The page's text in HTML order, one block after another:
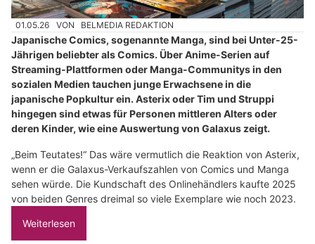
01.05.26 VON BELMEDIA REDAKTION
Japanische Comics, sogenannte Manga, sind bei Unter-25-
Jährigen beliebter als Comics. Über Anime-Serien auf
Streaming-Plattformen oder Manga-Communitys in den
sozialen Medien tauchen junge Erwachsene in die
japanische Popkultur ein. Asterix oder Tim und Struppi
hingegen sind etwas für Personen mittleren Alters oder
deren Kinder, wie eine Auswertung von Galaxus zeigt.
„Beim Teutates!“ Das wäre vermutlich die Reaktion von Asterix,
wenn er die Galaxus-Verkaufszahlen von Comics und Manga
sehen würde. Die Kundschaft des Onlinehändlers kaufte 2025
von beiden Genres dreimal so viele Exemplare wie noch 2023.
Weiterlesen